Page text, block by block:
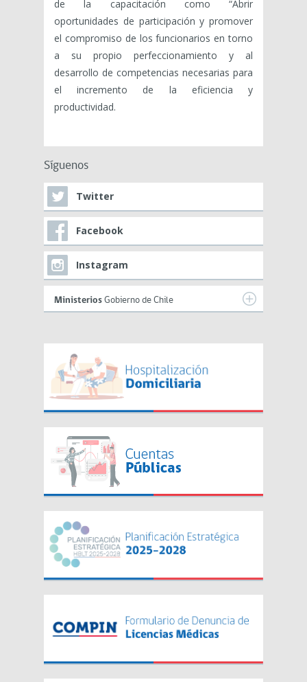
de la capacitación como “Abrir
oportunidades de participación y promover
el compromiso de los funcionarios en torno
a su propio perfeccionamiento y al
desarrollo de competencias necesarias para
el incremento de la eficiencia y
productividad.
Síguenos
Twitter
Facebook
Instagram
Ministerios Gobierno de Chile